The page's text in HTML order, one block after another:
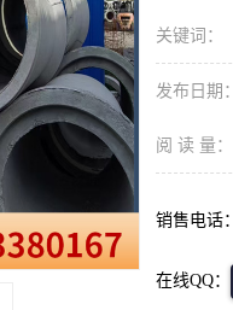
关键词：
发布日期：
阅 读 量：
销售电话：
在线QQ：